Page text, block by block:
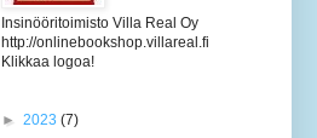
Insinööritoimisto Villa Real Oy
http://onlinebookshop.villareal.fi
Klikkaa logoa!
► 2023 (7)